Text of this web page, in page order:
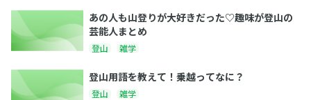
あの人も山登りが大好きだった♡趣味が登山の
芸能人まとめ
登山 雑学
登山用語を教えて！乗越ってなに？
登山 雑学